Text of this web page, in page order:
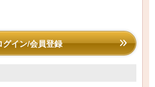
グイン/会員登録